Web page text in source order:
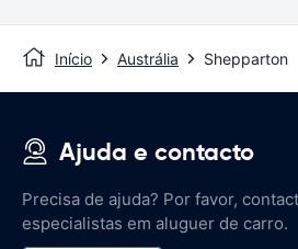
Início Austrália Shepparton
Ajuda e contacto
Precisa de ajuda? Por favor,
especialistas em aluguer de carro.